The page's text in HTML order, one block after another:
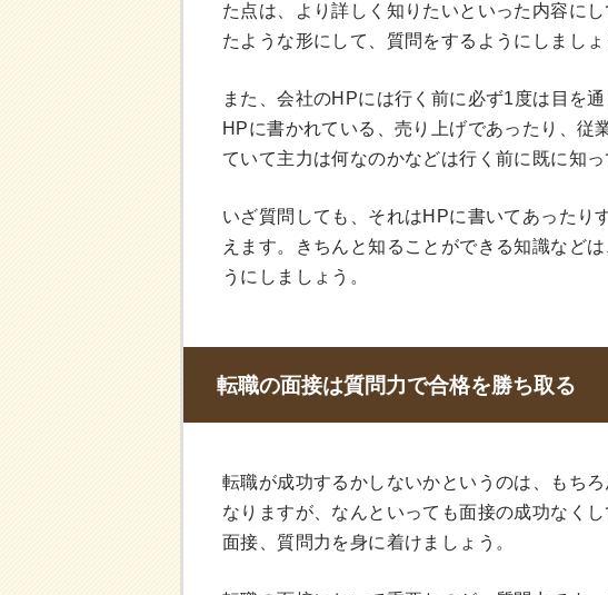
た点は、より詳しく知りたいといった内容に
たような形にして、質問をするようにしましょ
また、会社のHPには行く前に必ず1度は目を通
HPに書かれている、売り上げであったり、従
ていて主力は何なのかなどは行く前に既に知
いざ質問しても、それはHPに書いてあったり
えます。きちんと知ることができる知識など
うにしましょう。
転職の面接は質問力で合格を勝ち取る
転職が成功するかしないかというのは、もち
なりますが、なんといっても面接の成功なく
面接、質問力を身に着けましょう。